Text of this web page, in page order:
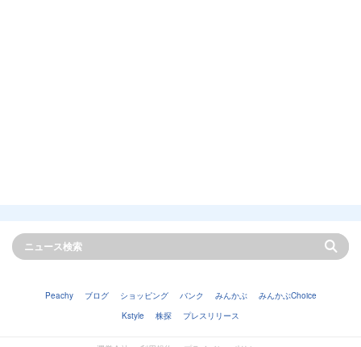
Peachy ブログ ショッピング バンク みんかぶ
みんかぶChoice
Kstyle
株探 プレスリリース